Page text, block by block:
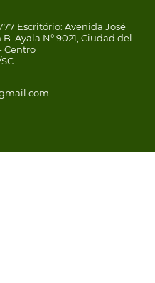
Escritório: Avenida José
Ayala N° 9021, Ciudad del
Centro